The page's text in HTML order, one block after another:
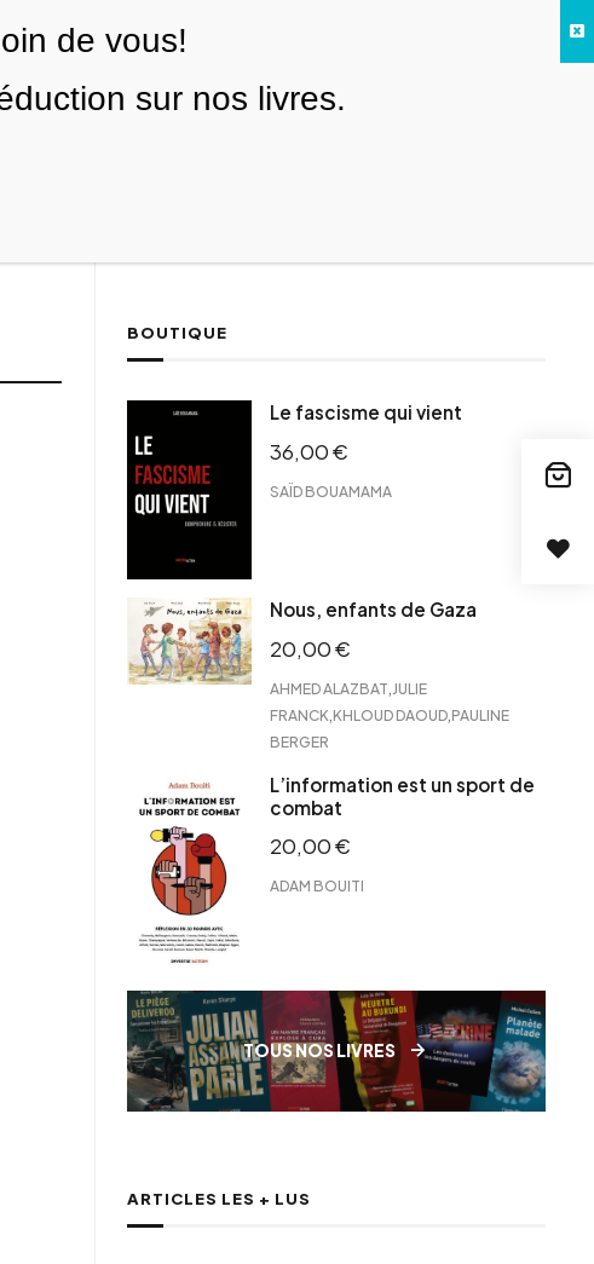
BOUTIQUE
Le fascisme qui vient
36,00€
SAÏD BOUAMAMA
Nous, enfants de Gaza
20,00€
AHMED ALAZBAT JULIE
FRANCK KHLOUD DAOUD PAULINE
BERGER
L’information est un sport de
combat
20,00€
ADAM BOUITI
TOUS NOS LIVRES
ARTICLES LES + LUS
de vous!
sur nos livres.